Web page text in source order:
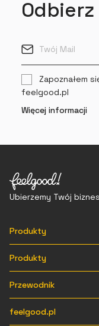
Zapoznałem
feelgood.pl
Więcej informacji
Ubierzemy Twój
Produkty
Produkty
Przewodnik
feelgood.pl